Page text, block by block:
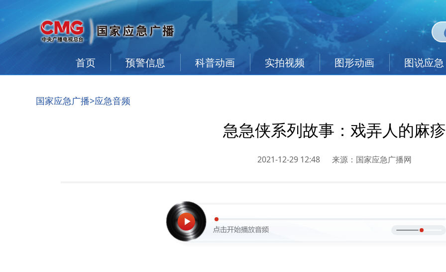
首页 预警信息 科普动画 实拍视频 图形动画 图说应急
国家应急广播>应急音频
急急侠系列故事：戏弄人的麻疹
2021-12-29 12:48 来源： 国家应急广播网